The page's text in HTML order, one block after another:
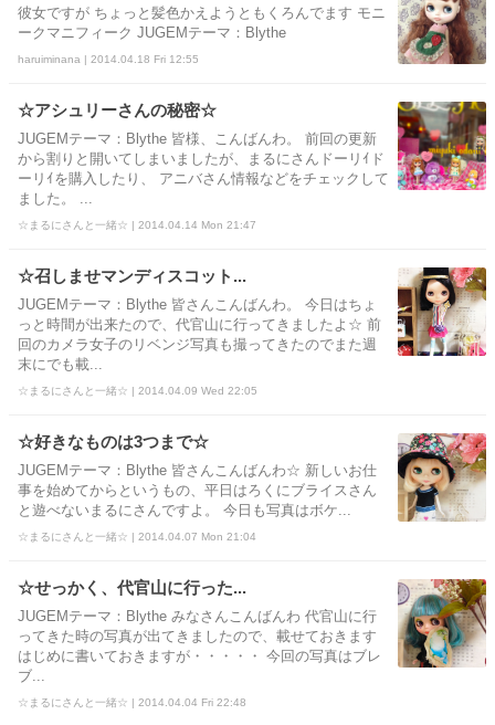
彼女ですが ちょっと髪色かえようともくろんでます モニ
ークマニフィーク JUGEMテーマ：Blythe
haruiminana | 2014.04.18 Fri 12:55
☆アシュリーさんの秘密☆
JUGEMテーマ：Blythe 皆様、こんばんわ。 前回の更新
から割りと開いてしまいましたが、まるにさんドーリｲド
ーリｲを購入したり、 アニバさん情報などをチェックして
ました。 ...
☆まるにさんと一緒☆ | 2014.04.14 Mon 21:47
☆召しませマンディスコット...
JUGEMテーマ：Blythe 皆さんこんばんわ。 今日はちょ
っと時間が出来たので、代官山に行ってきましたよ☆ 前
回のカメラ女子のリベンジ写真も撮ってきたのでまた週
末にでも載...
☆まるにさんと一緒☆ | 2014.04.09 Wed 22:05
☆好きなものは3つまで☆
JUGEMテーマ：Blythe 皆さんこんばんわ☆ 新しいお仕
事を始めてからというもの、平日はろくにブライスさん
と遊べないまるにさんですよ。 今日も写真はボケ...
☆まるにさんと一緒☆ | 2014.04.07 Mon 21:04
☆せっかく、代官山に行った...
JUGEMテーマ：Blythe みなさんこんばんわ 代官山に行
ってきた時の写真が出てきましたので、載せておきます
はじめに書いておきますが・・・・・ 今回の写真はブレ
ブ...
☆まるにさんと一緒☆ | 2014.04.04 Fri 22:48